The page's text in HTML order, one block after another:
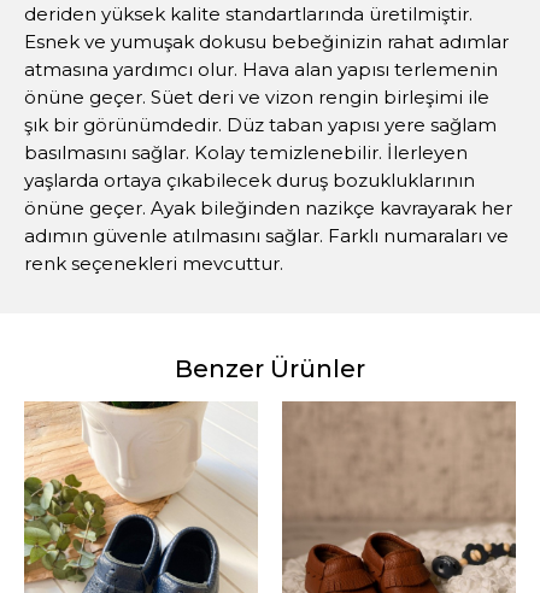
deriden yüksek kalite standartlarında üretilmiştir.
Esnek ve yumuşak dokusu bebeğinizin rahat adımlar
atmasına yardımcı olur. Hava alan yapısı terlemenin
önüne geçer. Süet deri ve vizon rengin birleşimi ile
şık bir görünümdedir. Düz taban yapısı yere sağlam
basılmasını sağlar. Kolay temizlenebilir. İlerleyen
yaşlarda ortaya çıkabilecek duruş bozukluklarının
önüne geçer. Ayak bileğinden nazikçe kavrayarak her
adımın güvenle atılmasını sağlar. Farklı numaraları ve
renk seçenekleri mevcuttur.
Benzer Ürünler